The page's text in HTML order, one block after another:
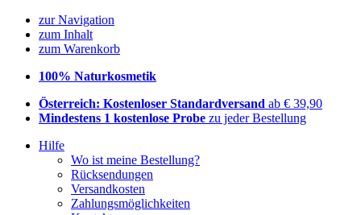
zur Navigation
zum Inhalt
zum Warenkorb
100% Naturkosmetik
Österreich: Kostenloser Standardversand ab € 39,90
Mindestens 1 kostenlose Probe zu jeder Bestellung
Hilfe
Wo ist meine Bestellung?
Rücksendungen
Versandkosten
Zahlungsmöglichkeiten